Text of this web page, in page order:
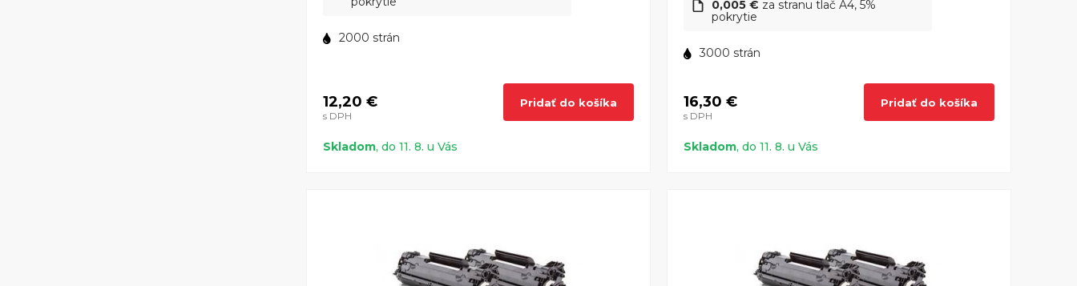
2000 strán
12,20 €
s DPH
Pridať do košíka
Skladom, do 11. 8. u Vás
0,005 € za stranu tlač A4, 5%
pokrytie
3000 strán
16,30 €
s DPH
Pridať do košíka
Skladom, do 11. 8. u Vás